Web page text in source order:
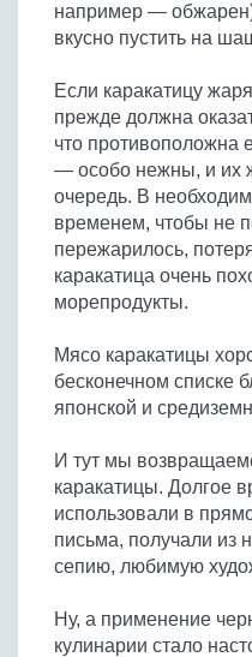
например —
вкусно пустить на
Если каракатицу
прежде должна
что противоположна
— особо нежны, и их
очередь. В
временем, чтобы не
пережарилось,
каракатица очень
морепродукты.
Мясо каракатицы
бесконечном списке
японской и
И тут мы
каракатицы. Долгое
использовали в
письма, получали из
сепию, любимую
Ну, а применение
кулинарии стало